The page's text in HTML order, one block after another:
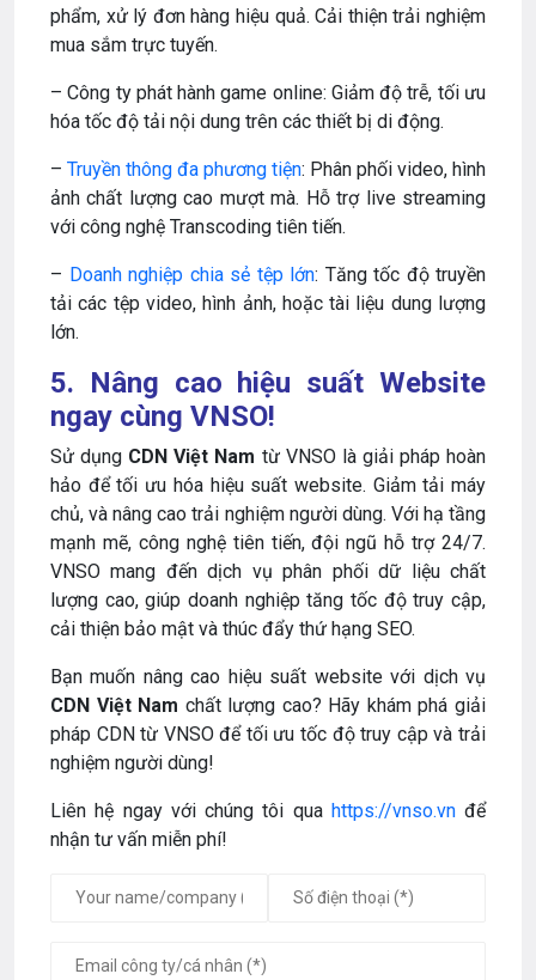
phẩm, xử lý đơn hàng hiệu quả. Cải thiện trải nghiệm
mua sắm trực tuyến.
– Công ty phát hành game online: Giảm độ trễ, tối ưu
hóa tốc độ tải nội dung trên các thiết bị di động.
– Truyền thông đa phương tiện: Phân phối video, hình
ảnh chất lượng cao mượt mà. Hỗ trợ live streaming
với công nghệ Transcoding tiên tiến.
– Doanh nghiệp chia sẻ tệp lớn: Tăng tốc độ truyền
tải các tệp video, hình ảnh, hoặc tài liệu dung lượng
lớn.
5. Nâng cao hiệu suất Website
ngay cùng VNSO!
Sử dụng CDN Việt Nam từ VNSO là giải pháp hoàn
hảo để tối ưu hóa hiệu suất website. Giảm tải máy
chủ, và nâng cao trải nghiệm người dùng. Với hạ tầng
mạnh mẽ, công nghệ tiên tiến, đội ngũ hỗ trợ 24/7.
VNSO mang đến dịch vụ phân phối dữ liệu chất
lượng cao, giúp doanh nghiệp tăng tốc độ truy cập,
cải thiện bảo mật và thúc đẩy thứ hạng SEO.
Bạn muốn nâng cao hiệu suất website với dịch vụ
CDN Việt Nam chất lượng cao? Hãy khám phá giải
pháp CDN từ VNSO để tối ưu tốc độ truy cập và trải
nghiệm người dùng!
Liên hệ ngay với chúng tôi qua https://vnso.vnđể
nhận tư vấn miễn phí!